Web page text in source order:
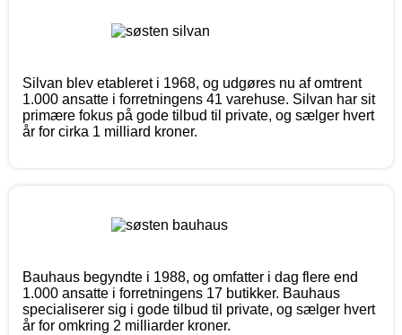
Silvan blev etableret i 1968, og udgøres nu af omtrent
1.000 ansatte i forretningens 41 varehuse. Silvan har sit
primære fokus på gode tilbud til private, og sælger hvert
år for cirka 1 milliard kroner.
Bauhaus begyndte i 1988, og omfatter i dag flere end
1.000 ansatte i forretningens 17 butikker. Bauhaus
specialiserer sig i gode tilbud til private, og sælger hvert
år for omkring 2 milliarder kroner.